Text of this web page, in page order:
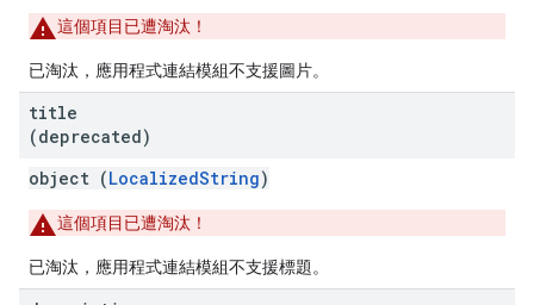
這個項目已遭淘汰！
已淘汰，應用程式連結模組不支援圖片。
title
(deprecated)
object (LocalizedString)
這個項目已遭淘汰！
已淘汰，應用程式連結模組不支援標題。